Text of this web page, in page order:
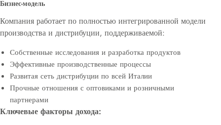
Бизнес-модель
Компания работает по полностью интегрированной модели
производства и дистрибуции, поддерживаемой:
Собственные исследования и разработка продуктов
Эффективные производственные процессы
Развитая сеть дистрибуции по всей Италии
Прочные отношения с оптовиками и розничными
партнерами
Ключевые факторы дохода: